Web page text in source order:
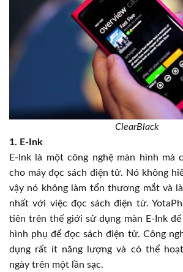
ClearBlack
1. E-Ink
E-Ink là một công nghệ màn hình mà
cho máy đọc sách điện tử. Nó không
vậy nó không làm tổn thương mắt và
nhất với việc đọc sách điện tử.
tiên trên thế giới sử dụng màn E-Ink
hình phụ để đọc sách điện tử. Công
dụng rất ít năng lượng và có thể
ngày trên một lần sạc.